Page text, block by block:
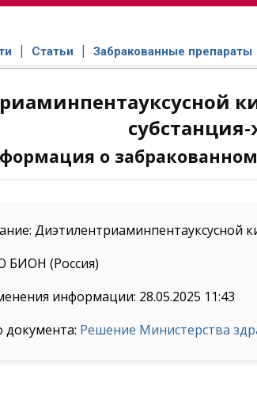
Статьи Забракованные препараты
о
Диэтилентриаминпентауксусной
БИОН (Россия)
информации: 28.05.2025 11:43
документа: Решение Министерства